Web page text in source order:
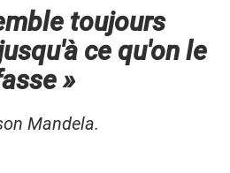
toujours
ce qu'on le
»
Mandela.